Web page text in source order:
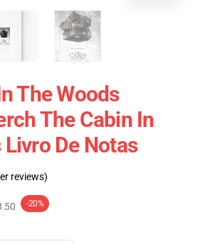
The Woods
The Cabin In
De Notas
reviews)
-20%